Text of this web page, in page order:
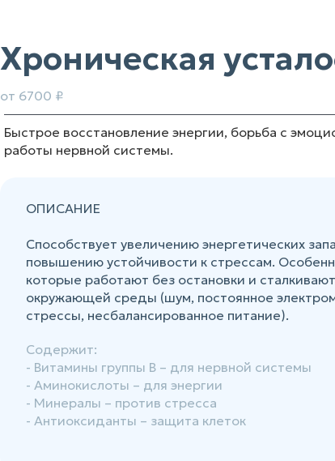
Хроническая
от 6700 ₽
Быстрое восстановление энергии, борьба с
работы нервной системы.
ОПИСАНИЕ
Способствует увеличению энергетических
повышению устойчивости к стрессам.
которые работают без остановки и
окружающей среды (шум, постоянное
стрессы, несбалансированное питание).
Содержит:
- Витамины группы В – для нервной системы
- Аминокислоты – для энергии
- Минералы – против стресса
- Антиоксиданты – защита клеток